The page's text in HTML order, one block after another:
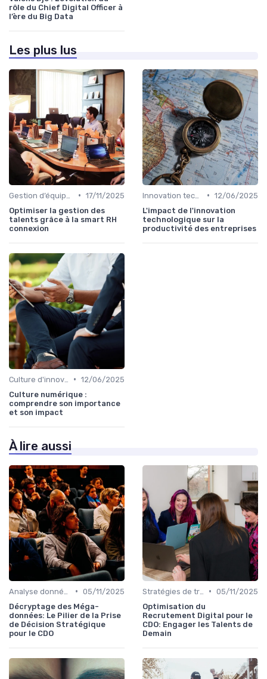
rôle du Chief Digital Officer à
l’ère du Big Data
Les plus lus
• 17/11/2025
Optimiser la gestion des
talents grâce à la smart RH
connexion
• 12/06/2025
L'impact de l'innovation
technologique sur la
productivité des entreprises
• 12/06/2025
Culture numérique :
comprendre son importance
et son impact
À lire aussi
• 05/11/2025
Décryptage des Méga-
données: Le Pilier de la Prise
de Décision Stratégique
pour le CDO
• 05/11/2025
Optimisation du
Recrutement Digital pour le
CDO: Engager les Talents de
Demain